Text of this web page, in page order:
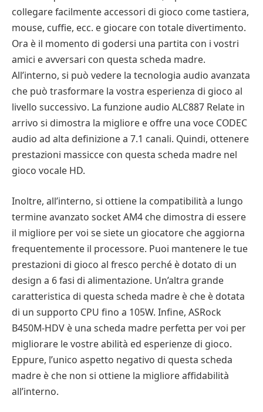
collegare facilmente accessori di gioco come tastiera,
mouse, cuffie, ecc. e giocare con totale divertimento.
Ora è il momento di godersi una partita con i vostri
amici e avversari con questa scheda madre.
All’interno, si può vedere la tecnologia audio avanzata
che può trasformare la vostra esperienza di gioco al
livello successivo. La funzione audio ALC887 Relate in
arrivo si dimostra la migliore e offre una voce CODEC
audio ad alta definizione a 7.1 canali. Quindi, ottenere
prestazioni massicce con questa scheda madre nel
gioco vocale HD.
Inoltre, all’interno, si ottiene la compatibilità a lungo
termine avanzato socket AM4 che dimostra di essere
il migliore per voi se siete un giocatore che aggiorna
frequentemente il processore. Puoi mantenere le tue
prestazioni di gioco al fresco perché è dotato di un
design a 6 fasi di alimentazione. Un’altra grande
caratteristica di questa scheda madre è che è dotata
di un supporto CPU fino a 105W. Infine, ASRock
B450M-HDV è una scheda madre perfetta per voi per
migliorare le vostre abilità ed esperienze di gioco.
Eppure, l’unico aspetto negativo di questa scheda
madre è che non si ottiene la migliore affidabilità
all’interno.